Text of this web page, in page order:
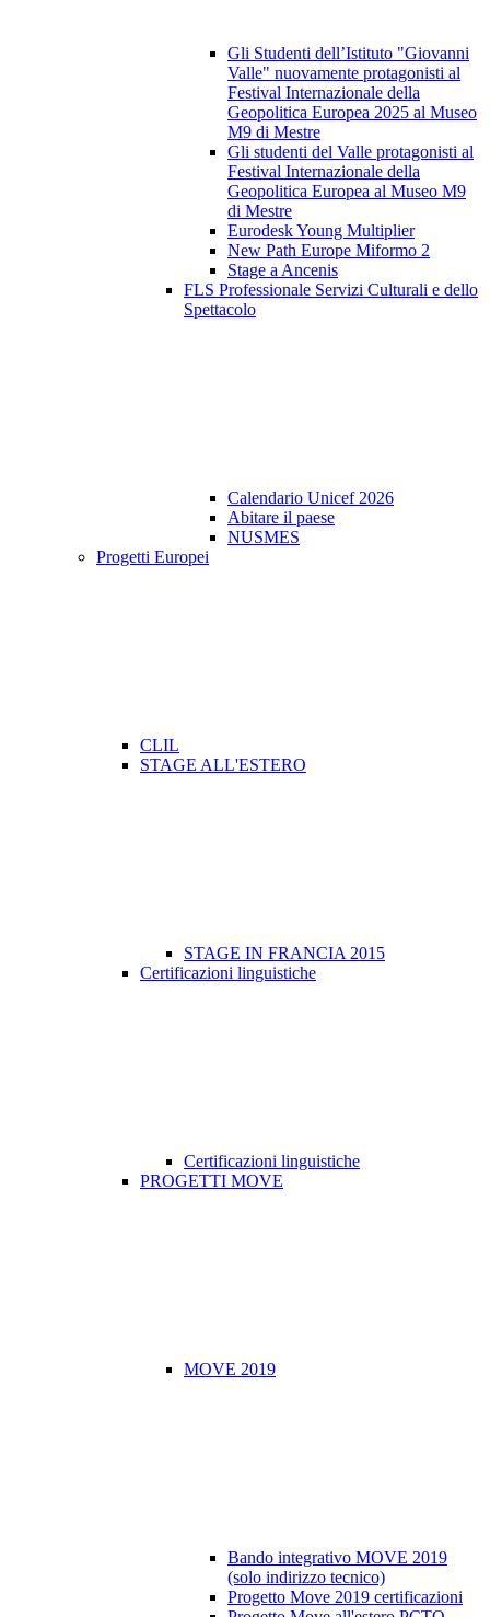
Gli Studenti dell’Istituto "Giovanni
Valle" nuovamente protagonisti al
Festival Internazionale della
Geopolitica Europea 2025 al Museo
M9 di Mestre
Gli studenti del Valle protagonisti al
Festival Internazionale della
Geopolitica Europea al Museo M9
di Mestre
Eurodesk Young Multiplier
New Path Europe Miformo 2
Stage a Ancenis
FLS Professionale Servizi Culturali e dello
Spettacolo
Calendario Unicef 2026
Abitare il paese
NUSMES
Progetti Europei
CLIL
STAGE ALL'ESTERO
STAGE IN FRANCIA 2015
Certificazioni linguistiche
Certificazioni linguistiche
PROGETTI MOVE
MOVE 2019
Bando integrativo MOVE 2019
(solo indirizzo tecnico)
Progetto Move 2019 certificazioni